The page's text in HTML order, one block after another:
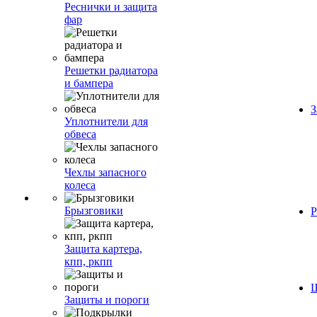
Реснички и защита
фар
Решетки радиатора
и бампера
Уплотнители для
обвеса
Чехлы запасного
колеса
Брызговики
Защита картера,
кпп, ркпп
Защиты и пороги